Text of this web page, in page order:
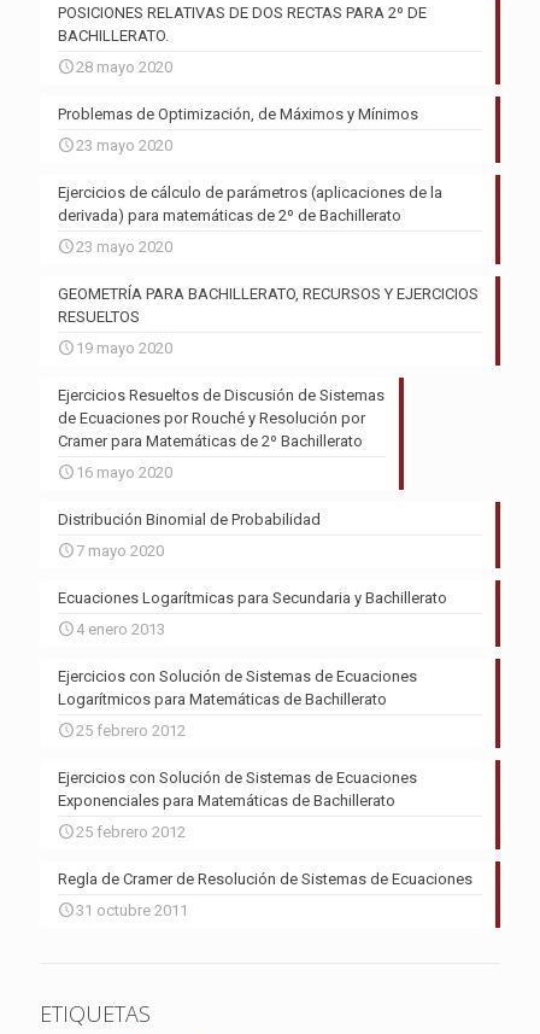
POSICIONES RELATIVAS DE DOS RECTAS PARA 2º DE
BACHILLERATO.
28 mayo 2020
Problemas de Optimización, de Máximos y Mínimos
23 mayo 2020
Ejercicios de cálculo de parámetros (aplicaciones de la
derivada) para matemáticas de 2º de Bachillerato
23 mayo 2020
GEOMETRÍA PARA BACHILLERATO, RECURSOS Y EJERCICIOS
RESUELTOS
19 mayo 2020
Ejercicios Resueltos de Discusión de Sistemas
de Ecuaciones por Rouché y Resolución por
Cramer para Matemáticas de 2º Bachillerato
16 mayo 2020
Distribución Binomial de Probabilidad
7 mayo 2020
Ecuaciones Logarítmicas para Secundaria y Bachillerato
4 enero 2013
Ejercicios con Solución de Sistemas de Ecuaciones
Logarítmicos para Matemáticas de Bachillerato
25 febrero 2012
Ejercicios con Solución de Sistemas de Ecuaciones
Exponenciales para Matemáticas de Bachillerato
25 febrero 2012
Regla de Cramer de Resolución de Sistemas de Ecuaciones
31 octubre 2011
ETIQUETAS